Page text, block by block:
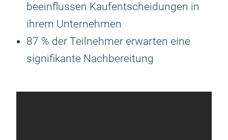
beeinflussen Kaufentscheidungen in
ihrem Unternehmen
87 % der Teilnehmer erwarten eine
signifikante Nachbereitung